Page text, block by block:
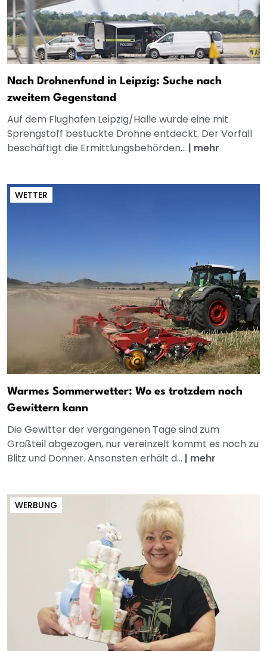
Nach Drohnenfund in Leipzig: Suche nach
zweitem Gegenstand
Auf dem Flughafen Leipzig/Halle wurde eine mit
Sprengstoff bestückte Drohne entdeckt. Der Vorfall
beschäftigt die Ermittlungsbehörden... | mehr
WETTER
Warmes Sommerwetter: Wo es trotzdem noch
Gewittern kann
Die Gewitter der vergangenen Tage sind zum
Großteil abgezogen, nur vereinzelt kommt es noch zu
Blitz und Donner. Ansonsten erhält d... | mehr
WERBUNG